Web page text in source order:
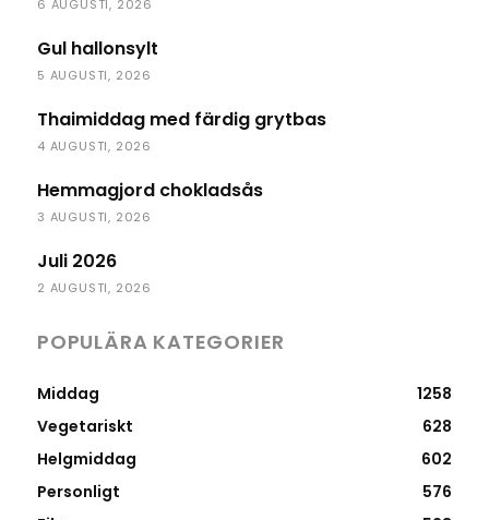
6 AUGUSTI, 2026
Gul hallonsylt
5 AUGUSTI, 2026
Thaimiddag med färdig grytbas
4 AUGUSTI, 2026
Hemmagjord chokladsås
3 AUGUSTI, 2026
Juli 2026
2 AUGUSTI, 2026
POPULÄRA KATEGORIER
Middag
1258
Vegetariskt
628
Helgmiddag
602
Personligt
576